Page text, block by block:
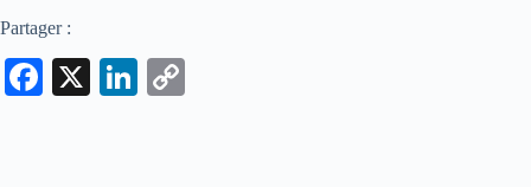
Partager :
Fa
X
Li